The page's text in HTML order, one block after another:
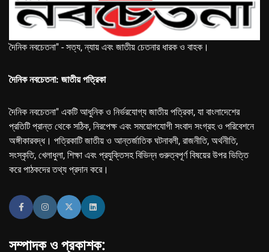
দৈনিক নবচেতনা" - সত্য, ন্যায় এবং জাতীয় চেতনার ধারক ও বাহক।
দৈনিক নবচেতনা: জাতীয় পত্রিকা
দৈনিক নবচেতনা" একটি আধুনিক ও নির্ভরযোগ্য জাতীয় পত্রিকা, যা বাংলাদেশের
প্রতিটি প্রান্ত থেকে সঠিক, নিরপেক্ষ এবং সময়োপযোগী সংবাদ সংগ্রহ ও পরিবেশনে
অঙ্গীকারবদ্ধ। পত্রিকাটি জাতীয় ও আন্তর্জাতিক ঘটনাবলী, রাজনীতি, অর্থনীতি,
সংস্কৃতি, খেলাধুলা, শিক্ষা এবং প্রযুক্তিসহ বিভিন্ন গুরুত্বপূর্ণ বিষয়ের উপর ভিত্তি
করে পাঠকদের তথ্য প্রদান করে।
সম্পাদক ও প্রকাশক: